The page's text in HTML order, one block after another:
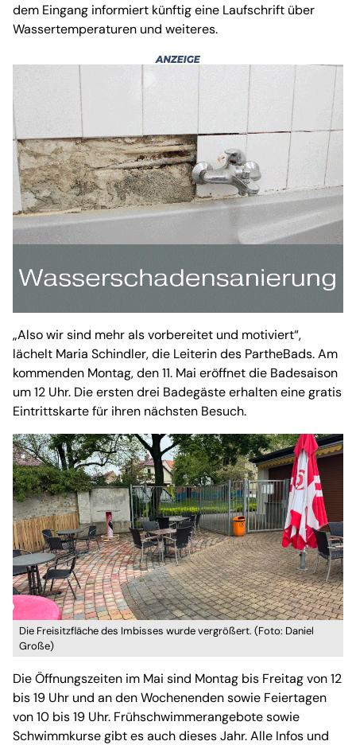
dem Eingang informiert künftig eine Laufschrift über
Wassertemperaturen und weiteres.
„Also wir sind mehr als vorbereitet und motiviert“,
lächelt Maria Schindler, die Leiterin des PartheBads. Am
kommenden Montag, den 11. Mai eröffnet die Badesaison
um 12 Uhr. Die ersten drei Badegäste erhalten eine gratis
Eintrittskarte für ihren nächsten Besuch.
Die Freisitzfläche des Imbisses wurde vergrößert. (Foto: Daniel
Große)
Die Öffnungszeiten im Mai sind Montag bis Freitag von 12
bis 19 Uhr und an den Wochenenden sowie Feiertagen
von 10 bis 19 Uhr. Frühschwimmerangebote sowie
Schwimmkurse gibt es auch dieses Jahr. Alle Infos und